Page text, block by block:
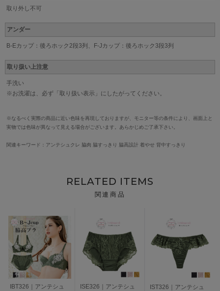
取り外し不可
アンダー
B-Eカップ：後ろホック2段3列、F-Jカップ：後ろホック3段3列
取り扱い上注意
手洗い
※お洗濯は、必ず「取り扱い表示」にしたがってください。
※なるべく実際の商品に近い色味を再現しておりますが、モニター等の条件により、画面上と
実物では色味が異なって見える場合がございます。あらかじめご了承下さい。
関連キーワード：アンテシュクレ 脇肉 脇すっきり 脇高設計 着やせ 背中すっきり
RELATED ITEMS
関連商品
IBT326｜アンテシュ
ISE326｜アンテシュ
IST326｜アンテシュ